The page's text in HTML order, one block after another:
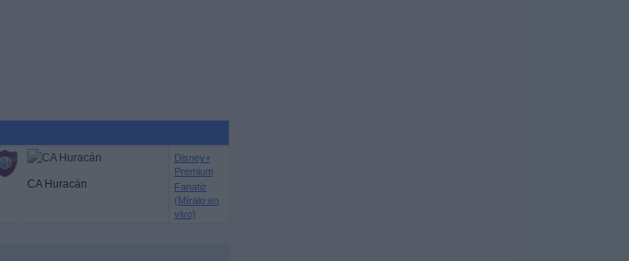
CA Huracán
Disney+
Premium
Fanatiz
(Míralo en
vivo)